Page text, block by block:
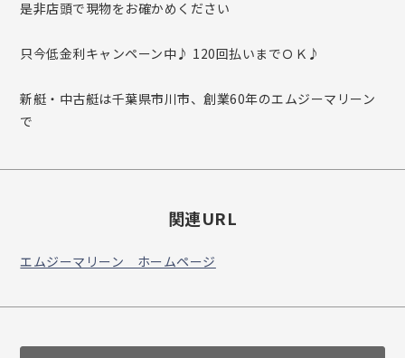
是非店頭で現物をお確かめください
只今低金利キャンペーン中♪ 120回払いまでＯＫ♪
新艇・中古艇は千葉県市川市、創業60年のエムジーマリーン
で
関連URL
エムジーマリーン ホームページ